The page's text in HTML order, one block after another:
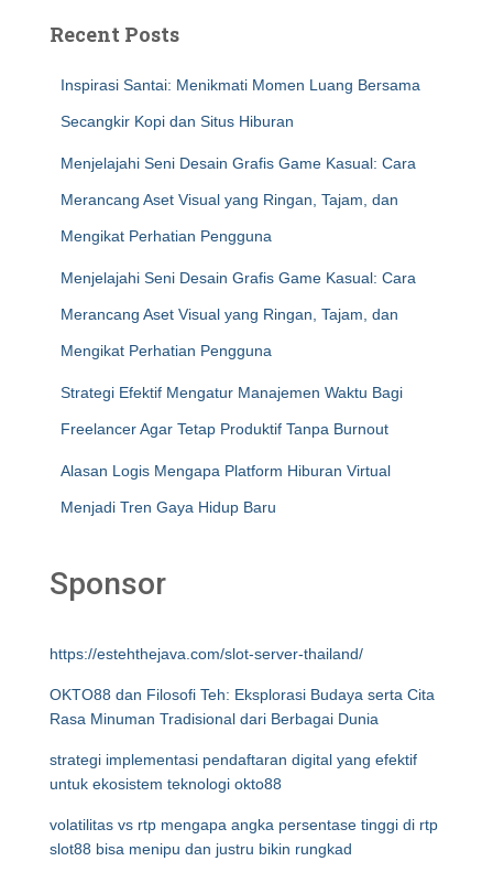
Recent Posts
Inspirasi Santai: Menikmati Momen Luang Bersama
Secangkir Kopi dan Situs Hiburan
Menjelajahi Seni Desain Grafis Game Kasual: Cara
Merancang Aset Visual yang Ringan, Tajam, dan
Mengikat Perhatian Pengguna
Menjelajahi Seni Desain Grafis Game Kasual: Cara
Merancang Aset Visual yang Ringan, Tajam, dan
Mengikat Perhatian Pengguna
Strategi Efektif Mengatur Manajemen Waktu Bagi
Freelancer Agar Tetap Produktif Tanpa Burnout
Alasan Logis Mengapa Platform Hiburan Virtual
Menjadi Tren Gaya Hidup Baru
Sponsor
https://estehthejava.com/slot-server-thailand/
OKTO88 dan Filosofi Teh: Eksplorasi Budaya serta Cita
Rasa Minuman Tradisional dari Berbagai Dunia
strategi implementasi pendaftaran digital yang efektif
untuk ekosistem teknologi okto88
volatilitas vs rtp mengapa angka persentase tinggi di rtp
slot88 bisa menipu dan justru bikin rungkad